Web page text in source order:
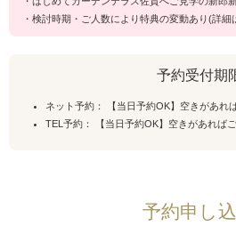
・検討時期・ご人数により特典の変動あり(詳細
予約受付期
ネット予約： 【当日予約OK】空きがあれ
TEL予約： 【当日予約OK】空きがあればご
予約申し